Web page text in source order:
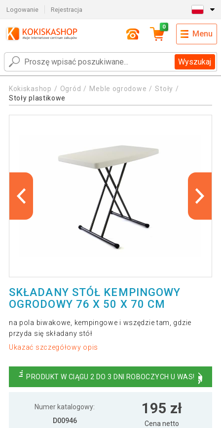
Logowanie Rejestracja
Wyszukaj
0
Menu
Kokiskashop Ogród Meble ogrodowe
Stoły
Stoły plastikowe
SKŁADANY STÓŁ KEMPINGOWY
OGRODOWY 76 X 50 X 70 CM
na pola biwakowe, kempingowe i wszędzie tam, gdzie
przyda się składany stół
Ukazać szczegółowy opis
PRODUKT W CIĄGU 2 DO 3 DNI ROBOCZYCH U WAS!
Numer katalogowy:
D00946
195 zł
Cena netto